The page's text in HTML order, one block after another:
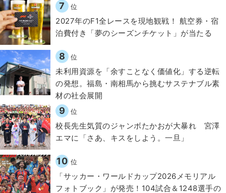
7 位
2027年のF1全レースを現地観戦！ 航空券・宿
泊費付き「夢のシーズンチケット」が当たる
8 位
​​未利用資源を「余すことなく価値化」する逆転
の発想。福島・南相馬から挑むサステナブル素
材の社会展開​
9 位
校長先生気質のジャンボたかおが大暴れ 宮澤
エマに「さあ、キスをしよう。一旦」
10 位
「サッカー・ワールドカップ2026メモリアル
フォトブック」が発売！104試合＆1248選手の